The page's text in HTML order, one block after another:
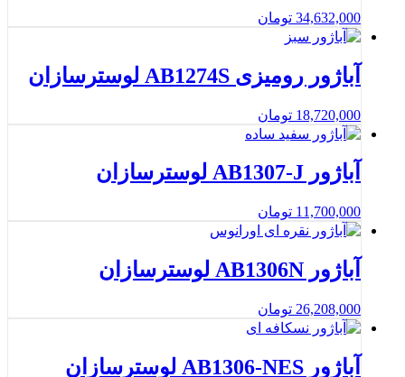
34,632,000 تومان
آباژور رومیزی AB1274S لوسترسازان
18,720,000 تومان
آباژور AB1307-J لوسترسازان
11,700,000 تومان
آباژور AB1306N لوسترسازان
26,208,000 تومان
آباژور AB1306-NES لوسترسازان